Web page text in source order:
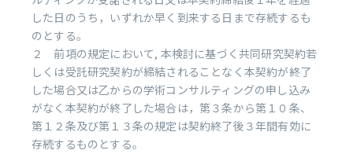
した日のうち，いずれか早く到来する日まで存続するも
のとする。
２ 前項の規定において, 本検討に基づく共同研究契約若
しくは受託研究契約が締結されることなく本契約が終了
した場合又は乙からの学術コンサルティングの申し込み
がなく本契約が終了した場合は，第３条から第１０条、
第１２条及び第１３条の規定は契約終了後３年間有効に
存続するものとする。